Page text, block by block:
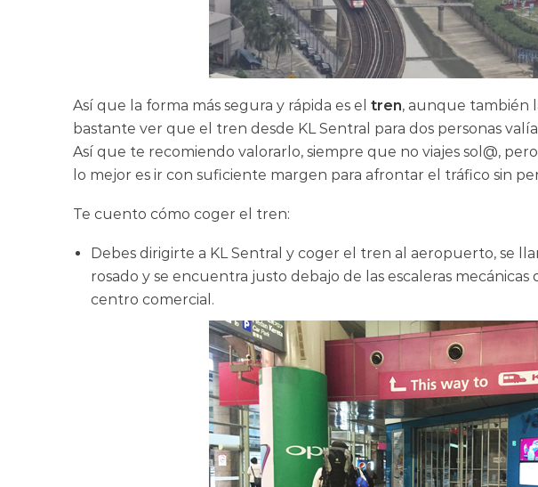
Así que la forma más segura y rápida es el tren, aunque también
bastante ver que el tren desde KL Sentral para dos personas
Así que te recomiendo valorarlo, siempre que no viajes sol@,
lo mejor es ir con suficiente margen para afrontar el tráfico sin
Te cuento cómo coger el tren:
Debes dirigirte a KL Sentral y coger el tren al aeropuerto, se
rosado y se encuentra justo debajo de las escaleras
centro comercial.